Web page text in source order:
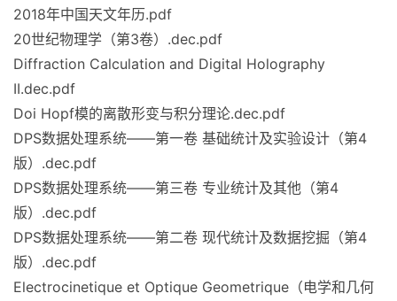
2018年中国天文年历.pdf
20世纪物理学（第3卷）.dec.pdf
Diffraction Calculation and Digital Holography
II.dec.pdf
Doi Hopf模的离散形变与积分理论.dec.pdf
DPS数据处理系统——第一卷 基础统计及实验设计（第4
版）.dec.pdf
DPS数据处理系统——第三卷 专业统计及其他（第4
版）.dec.pdf
DPS数据处理系统——第二卷 现代统计及数据挖掘（第4
版）.dec.pdf
Electrocinetique et Optique Geometrique（电学和几何